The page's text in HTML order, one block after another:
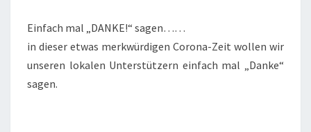
Einfach mal „DANKE!“ sagen……
in dieser etwas merkwürdigen Corona-Zeit wollen wir
unseren lokalen Unterstützern einfach mal „Danke“
sagen.